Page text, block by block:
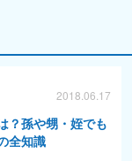
2018.06.17
？孫や甥・姪でも
全知識